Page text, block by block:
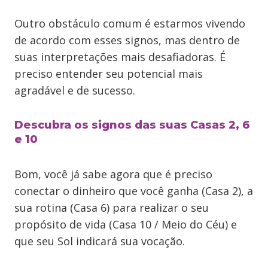
Outro obstáculo comum é estarmos vivendo
de acordo com esses signos, mas dentro de
suas interpretações mais desafiadoras. É
preciso entender seu potencial mais
agradável e de sucesso.
Descubra os signos das suas Casas 2, 6
e 10
Bom, você já sabe agora que é preciso
conectar o dinheiro que você ganha (Casa 2), a
sua rotina (Casa 6) para realizar o seu
propósito de vida (Casa 10 / Meio do Céu) e
que seu Sol indicará sua vocação.